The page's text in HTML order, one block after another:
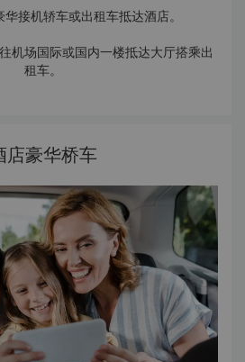
接机轿车或出租车抵达酒店。
机场国际或国内一楼抵达大厅搭乘出
租车。
店豪华桥车